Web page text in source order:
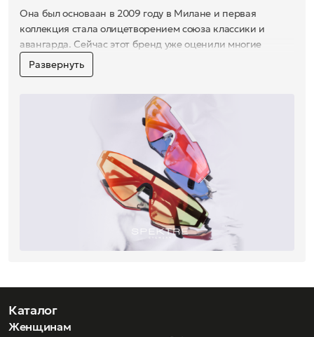
Она был основаан в 2009 году в Милане и первая
коллекция стала олицетворением союза классики и
авангарда. Сейчас этот бренд уже оценили многие
стилисты, дизайнеры и топ-модели! Яркие и стильные
формы, четкая геометрия и многообразие моделей - от
Развернуть
Каталог
Женщинам